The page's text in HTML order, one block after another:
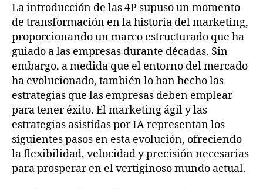
La introducción de las 4P supuso un momento
de transformación en la historia del marketing,
proporcionando un marco estructurado que ha
guiado a las empresas durante décadas. Sin
embargo, a medida que el entorno del mercado
ha evolucionado, también lo han hecho las
estrategias que las empresas deben emplear
para tener éxito. El marketing ágil y las
estrategias asistidas por IA representan los
siguientes pasos en esta evolución, ofreciendo
la flexibilidad, velocidad y precisión necesarias
para prosperar en el vertiginoso mundo actual.